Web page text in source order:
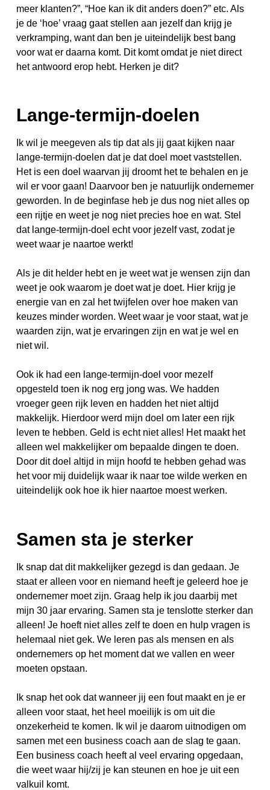
meer klanten?”, “Hoe kan ik dit anders doen?” etc. Als
je de ‘hoe’ vraag gaat stellen aan jezelf dan krijg je
verkramping, want dan ben je uiteindelijk best bang
voor wat er daarna komt. Dit komt omdat je niet direct
het antwoord erop hebt. Herken je dit?
Lange-termijn-doelen
Ik wil je meegeven als tip dat als jij gaat kijken naar
lange-termijn-doelen dat je dat doel moet vaststellen.
Het is een doel waarvan jij droomt het te behalen en je
wil er voor gaan! Daarvoor ben je natuurlijk ondernemer
geworden. In de beginfase heb je dus nog niet alles op
een rijtje en weet je nog niet precies hoe en wat. Stel
dat lange-termijn-doel echt voor jezelf vast, zodat je
weet waar je naartoe werkt!
Als je dit helder hebt en je weet wat je wensen zijn dan
weet je ook waarom je doet wat je doet. Hier krijg je
energie van en zal het twijfelen over hoe maken van
keuzes minder worden. Weet waar je voor staat, wat je
waarden zijn, wat je ervaringen zijn en wat je wel en
niet wil.
Ook ik had een lange-termijn-doel voor mezelf
opgesteld toen ik nog erg jong was. We hadden
vroeger geen rijk leven en hadden het niet altijd
makkelijk. Hierdoor werd mijn doel om later een rijk
leven te hebben. Geld is echt niet alles! Het maakt het
alleen wel makkelijker om bepaalde dingen te doen.
Door dit doel altijd in mijn hoofd te hebben gehad was
het voor mij duidelijk waar ik naar toe wilde werken en
uiteindelijk ook hoe ik hier naartoe moest werken.
Samen sta je sterker
Ik snap dat dit makkelijker gezegd is dan gedaan. Je
staat er alleen voor en niemand heeft je geleerd hoe je
ondernemer moet zijn. Graag help ik jou daarbij met
mijn 30 jaar ervaring. Samen sta je tenslotte sterker dan
alleen! Je hoeft niet alles zelf te doen en hulp vragen is
helemaal niet gek. We leren pas als mensen en als
ondernemers op het moment dat we vallen en weer
moeten opstaan.
Ik snap het ook dat wanneer jij een fout maakt en je er
alleen voor staat, het heel moeilijk is om uit die
onzekerheid te komen. Ik wil je daarom uitnodigen om
samen met een business coach aan de slag te gaan.
Een business coach heeft al veel ervaring opgedaan,
die weet waar hij/zij je kan steunen en hoe je uit een
valkuil komt.